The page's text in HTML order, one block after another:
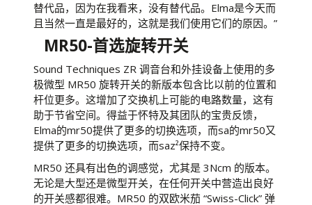
替代品，因为在我看来，没有替代品。Elma是今天而
且当然一直是最好的，这就是我们使用它们的原因。”
MR50-首选旋转开关
Sound Techniques ZR 调音台和外挂设备上使用的多
极微型 MR50 旋转开关的新版本包含比以前的位置和
杆位更多。这增加了交换机上可能的电路数量，这有
助于节省空间。得益于怀特及其团队的宝贵反馈，
Elma的mr50提供了更多的切换选项，而sa的mr50又
提供了更多的切换选项，而saz²保持不变。
MR50 还具有出色的调感觉，尤其是 3Ncm 的版本。
无论是大型还是微型开关，在任何开关中营造出良好
的开关感都很难。MR50 的双欧米茄 “Swiss-Click” 弹